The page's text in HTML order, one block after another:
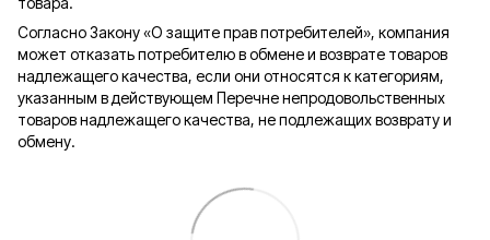
Согласно Закону «О защите прав потребителей», компания
может отказать потребителю в обмене и возврате товаров
надлежащего качества, если они относятся к категориям,
указанным в действующем Перечне непродовольственных
товаров надлежащего качества, не подлежащих возврату и
обмену.